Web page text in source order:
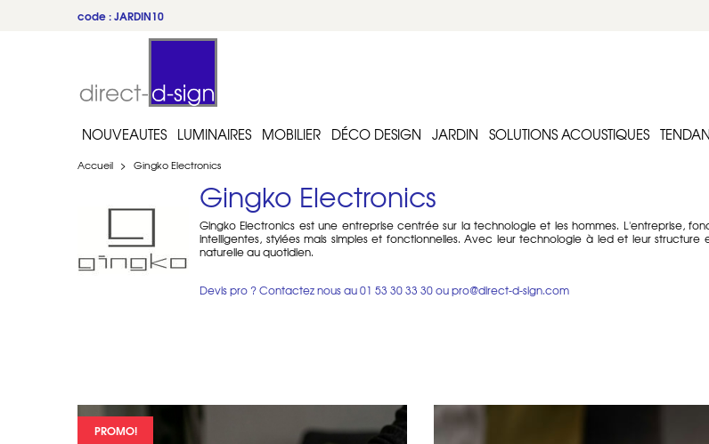
code : JARDIN10
du 22 au 31 juillet
NOUVEAUTES LUMINAIRES MOBILIER DÉCO DESIGN JARDIN SOLUTIONS ACOUSTIQUES
Accueil > Gingko Electronics
Gingko Electronics
Gingko Electronics est une entreprise centrée sur la technologie et les hommes. L'entreprise,
intelligentes, stylées mais simples et fonctionnelles. Avec leur technologie à led et leur
naturelle au quotidien.
Devis pro ? Contactez nous au01 53 30 33 30oupro@direct-d-sign.com
PROMO!